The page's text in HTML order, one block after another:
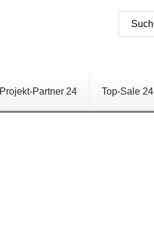
Projekt-Partner 24 Top-Sale 24